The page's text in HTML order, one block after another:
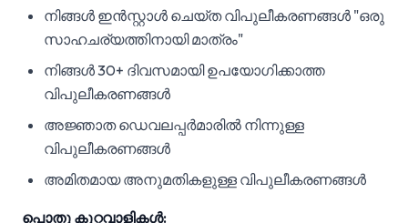
നിങ്ങൾ ഇൻസ്റ്റാൾ ചെയ്ത വിപുലീകരണങ്ങൾ "ഒരു
സാഹചര്യത്തിനായി മാത്രം"
നിങ്ങൾ 30+ ദിവസമായി ഉപയോഗിക്കാത്ത
വിപുലീകരണങ്ങൾ
അജ്ഞാത ഡെവലപ്പർമാരിൽ നിന്നുള്ള
വിപുലീകരണങ്ങൾ
അമിതമായ അനുമതികളുള്ള വിപുലീകരണങ്ങൾ
പൊതു കുറ്റവാളികൾ: